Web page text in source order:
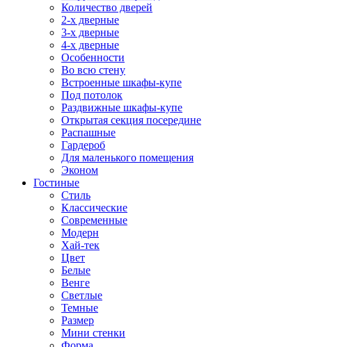
Количество дверей
2-х дверные
3-х дверные
4-х дверные
Особенности
Во всю стену
Встроенные шкафы-купе
Под потолок
Раздвижные шкафы-купе
Открытая секция посередине
Распашные
Гардероб
Для маленького помещения
Эконом
Гостиные
Стиль
Классические
Современные
Модерн
Хай-тек
Цвет
Белые
Венге
Светлые
Темные
Размер
Мини стенки